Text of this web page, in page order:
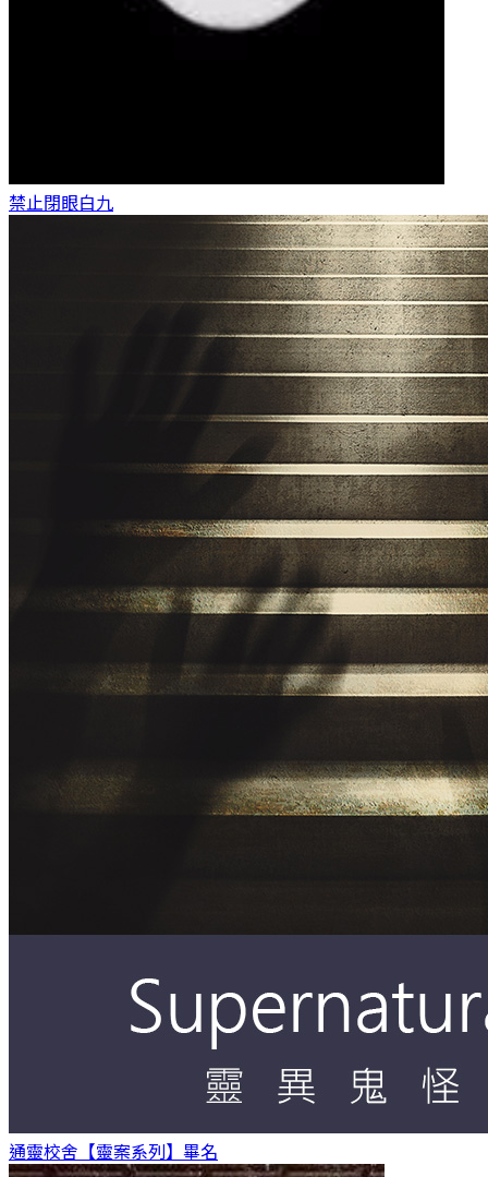
禁止閉眼白九
通靈校舍【靈案系列】 畢名